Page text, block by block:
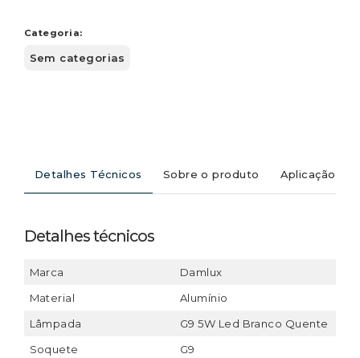
Categoria:
Sem categorias
Detalhes Técnicos Sobre o produto Aplicação
Detalhes técnicos
Marca
Damlux
Material
Alumínio
Lâmpada
G9 5W Led Branco Quente
Soquete
G9